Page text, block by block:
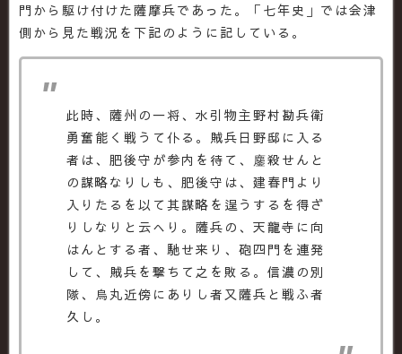
門から駆け付けた薩摩兵であった。「七年史」では会津
側から見た戦況を下記のように記している。
此時、薩州の一将、水引物主野村勘兵衛
勇奮能く戦うて仆る。賊兵日野邸に入る
者は、肥後守が参内を待て、鏖殺せんと
の謀略なりしも、肥後守は、建春門より
入りたるを以て其謀略を逞うするを得ざ
りしなりと云へり。薩兵の、天龍寺に向
はんとする者、馳せ来り、砲四門を連発
して、賊兵を撃ちて之を敗る。信濃の別
隊、烏丸近傍にありし者又薩兵と戦ふ者
久し。